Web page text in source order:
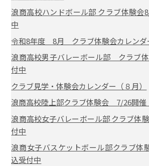
浪商高校ハンドボール部 クラブ体験
中
令和8年度 8月 クラブ体験会カレンダ
浪商高校男子バレーボール部 クラブ
付中
クラブ見学・体験会カレンダー（８月）
浪商高校陸上部クラブ体験会 7/26開
浪商高校女子バレーボール部 クラブ
付中
浪商女子バスケットボール部クラブ
込受付中